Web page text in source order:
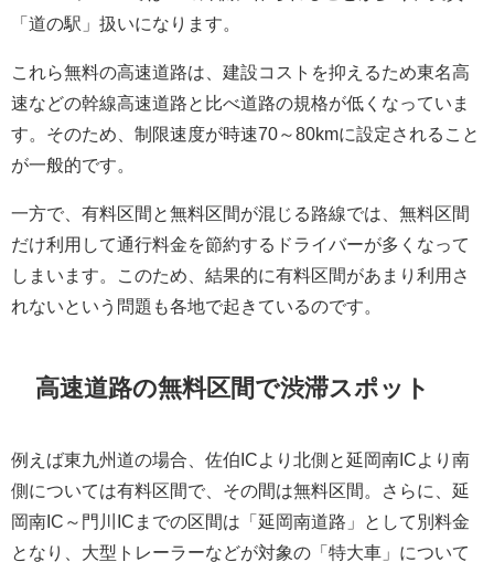
「道の駅」扱いになります。
これら無料の高速道路は、建設コストを抑えるため東名高
速などの幹線高速道路と比べ道路の規格が低くなっていま
す。そのため、制限速度が時速70～80kmに設定されること
が一般的です。
一方で、有料区間と無料区間が混じる路線では、無料区間
だけ利用して通行料金を節約するドライバーが多くなって
しまいます。このため、結果的に有料区間があまり利用さ
れないという問題も各地で起きているのです。
高速道路の無料区間で渋滞スポット
例えば東九州道の場合、佐伯ICより北側と延岡南ICより南
側については有料区間で、その間は無料区間。さらに、延
岡南IC～門川ICまでの区間は「延岡南道路」として別料金
となり、大型トレーラーなどが対象の「特大車」について